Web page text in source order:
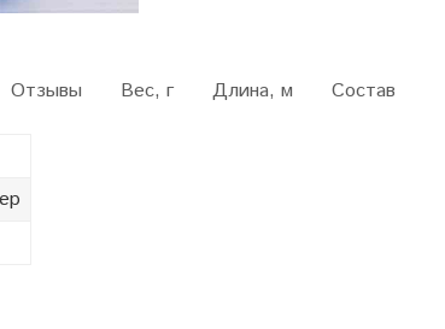
Отзывы Вес, г Длина, м Состав